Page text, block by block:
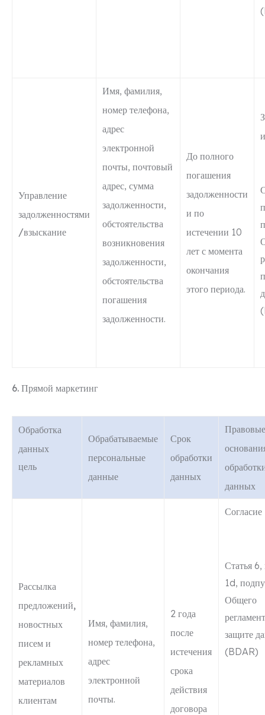
Управление
задолженностями
/взыскание
Имя, фамилия,
номер телефона,
адрес
электронной
почты, почтовый
адрес, сумма
задолженности,
обстоятельства
возникновения
задолженности,
обстоятельства
погашения
задолженности.
До полного
погашения
задолженности
и по
истечении 10
лет с момента
окончания
этого периода.
6. Прямой маркетинг
Обработка
данных
цель
Обрабатываемые
персональные
данные
Срок
обработки
данных
Правовые
данных
Рассылка
предложений,
новостных
писем и
рекламных
материалов
клиентам
Имя, фамилия,
номер телефона,
адрес
электронной
почты.
2 года
после
истечения
срока
действия
договора
Согласие
Статья
1d,
Общего
защите
(BDAR)